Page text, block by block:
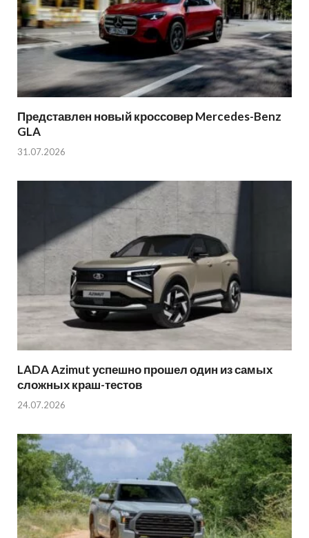
Представлен новый кроссовер Mercedes-Benz
GLA
31.07.2026
LADA Azimut успешно прошел один из самых
сложных краш-тестов
24.07.2026